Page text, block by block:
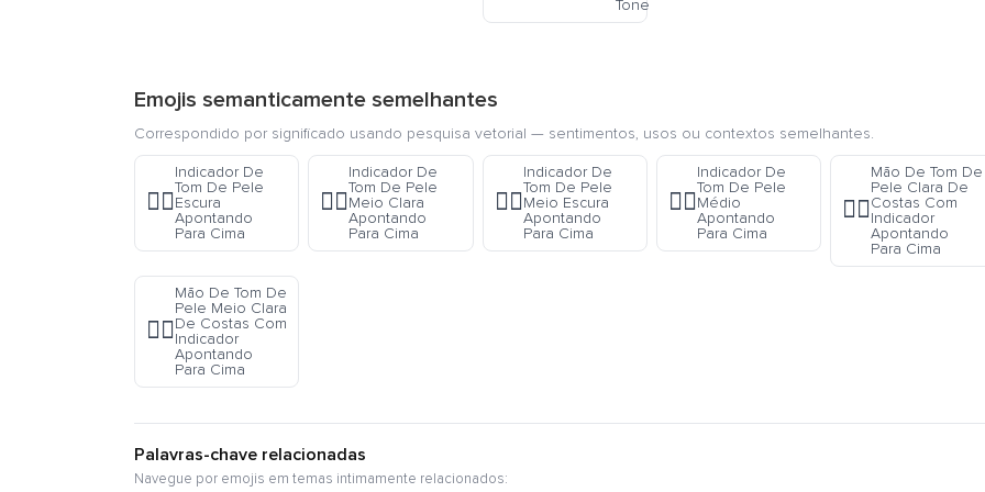
Tone
Emojis semanticamente semelhantes
Correspondido por significado usando pesquisa vetorial — sentimentos, usos ou contextos semelhantes.
☝🏿
Indicador De
Tom De Pele
Escura
Apontando
Para Cima
☝🏼
Indicador De
Tom De Pele
Meio Clara
Apontando
Para Cima
☝🏾
Indicador De
Tom De Pele
Meio Escura
Apontando
Para Cima
☝🏽
Indicador De
Tom De Pele
Médio
Apontando
Para Cima
👆🏻
Mão De Tom De
Pele Clara De
Costas Com
Indicador
Apontando
Para Cima
👆🏼
Mão De Tom De
Pele Meio Clara
De Costas Com
Indicador
Apontando
Para Cima
Palavras-chave relacionadas
Navegue por emojis em temas intimamente relacionados: